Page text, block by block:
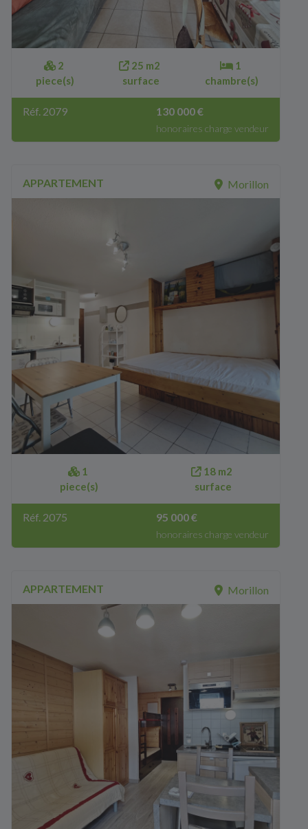
2
piece(s)
25 m2
surface
1
chambre(s)
Réf. 2079 130 000 €
honoraires charge vendeur
APPARTEMENT Morillon
1
piece(s)
18 m2
surface
Réf. 2075 95 000 €
honoraires charge vendeur
APPARTEMENT Morillon